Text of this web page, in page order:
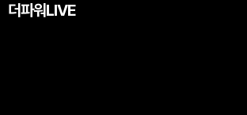
더파워LIVE